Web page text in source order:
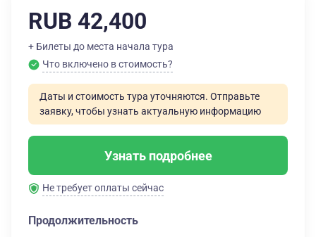
RUB 42,400
+ Билеты до места начала тура
Что включено в стоимость?
Даты и стоимость тура уточняются. Отправьте
заявку, чтобы узнать актуальную информацию
Узнать подробнее
Не требует оплаты сейчас
Продолжительность